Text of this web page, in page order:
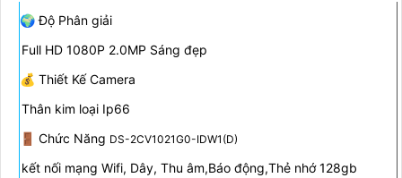
🌍 Độ Phân giải
Full HD 1080P 2.0MP Sáng đẹp
💰 Thiết Kế Camera
Thân kim loại Ip66
🚪 Chức Năng DS-2CV1021G0-IDW1(D)
kết nối mạng Wifi, Dây, Thu âm,Báo động,Thẻ nhớ 128gb